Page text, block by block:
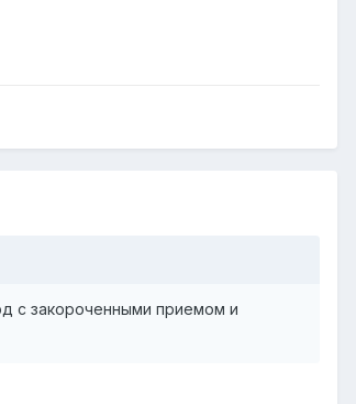
с закороченными приемом и